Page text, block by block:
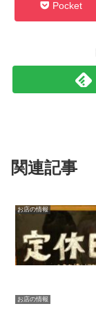
Pocket
関連記事
お店の情報
お店の情報